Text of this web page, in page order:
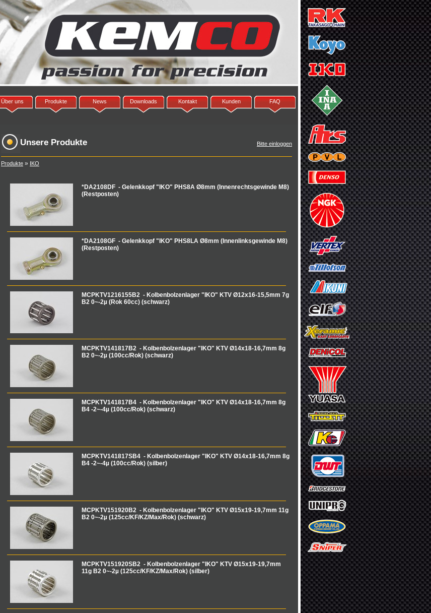
Über uns Produkte News Downloads Kontakt Kunden FAQ
Unsere Produkte Bitte einloggen
Produkte » IKO
*DA2108DF - Gelenkkopf "IKO" PHS8A Ø8mm (Innenrechtsgewinde M8)
(Restposten)
*DA2108GF - Gelenkkopf "IKO" PHS8LA Ø8mm (Innenlinksgewinde M8)
(Restposten)
MCPKTV1216155B2 - Kolbenbolzenlager "IKO" KTV Ø12x16-15,5mm 7g
B2 0~-2µ (Rok 60cc) (schwarz)
MCPKTV141817B2 - Kolbenbolzenlager "IKO" KTV Ø14x18-16,7mm 8g
B2 0~-2µ (100cc/Rok) (schwarz)
MCPKTV141817B4 - Kolbenbolzenlager "IKO" KTV Ø14x18-16,7mm 8g
B4 -2~-4µ (100cc/Rok) (schwarz)
MCPKTV141817SB4 - Kolbenbolzenlager "IKO" KTV Ø14x18-16,7mm 8g
B4 -2~-4µ (100cc/Rok) (silber)
MCPKTV151920B2 - Kolbenbolzenlager "IKO" KTV Ø15x19-19,7mm 11g
B2 0~-2µ (125cc/KF/KZ/Max/Rok) (schwarz)
MCPKTV151920SB2 - Kolbenbolzenlager "IKO" KTV Ø15x19-19,7mm
11g B2 0~-2µ (125cc/KF/KZ/Max/Rok) (silber)